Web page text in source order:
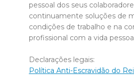
pessoal dos seus
continuamente soluções de
condições de trabalho e na
profissional com a vida
Declarações legais:
Política Anti-Escravidão do